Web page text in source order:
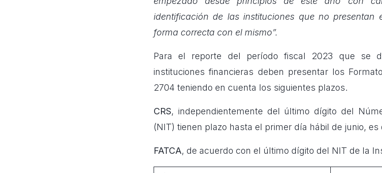
identificación de las instituciones que no presentan
forma correcta con el mismo”.
Para el reporte del período fiscal 2023 que se
instituciones financieras deben presentar los
2704 teniendo en cuenta los siguientes plazos.
CRS, independientemente del último dígito del
(NIT) tienen plazo hasta el primer día hábil de junio, es
FATCA, de acuerdo con el último dígito del NIT de la